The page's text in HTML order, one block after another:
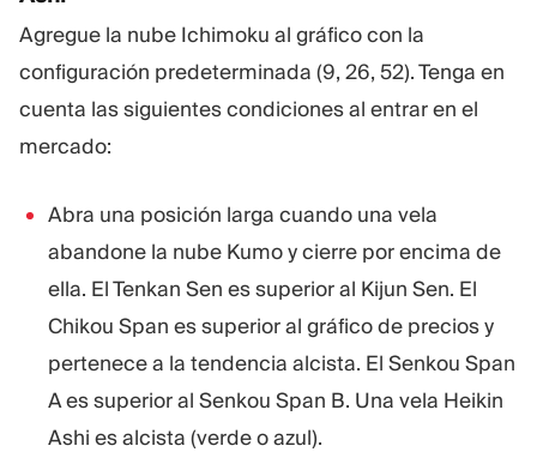
Agregue la nube Ichimoku al gráfico con la
configuración predeterminada (9, 26, 52). Tenga en
cuenta las siguientes condiciones al entrar en el
mercado:
Abra una posición larga cuando una vela
abandone la nube Kumo y cierre por encima de
ella. El Tenkan Sen es superior al Kijun Sen. El
Chikou Span es superior al gráfico de precios y
pertenece a la tendencia alcista. El Senkou Span
A es superior al Senkou Span B. Una vela Heikin
Ashi es alcista (verde o azul).